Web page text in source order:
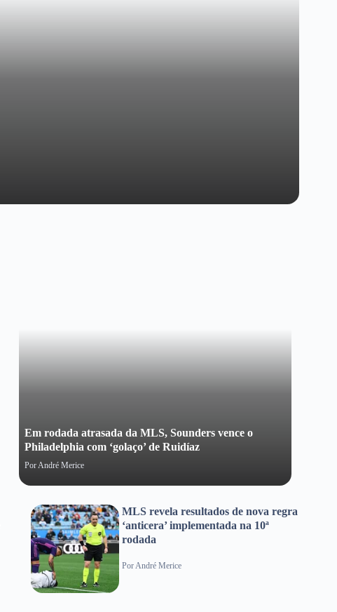
Em rodada atrasada da MLS, Sounders vence o
Philadelphia com ‘golaço’ de Ruidíaz
Por André Merice
MLS revela resultados de nova regra
‘anticera’ implementada na 10ª
rodada
Por André Merice